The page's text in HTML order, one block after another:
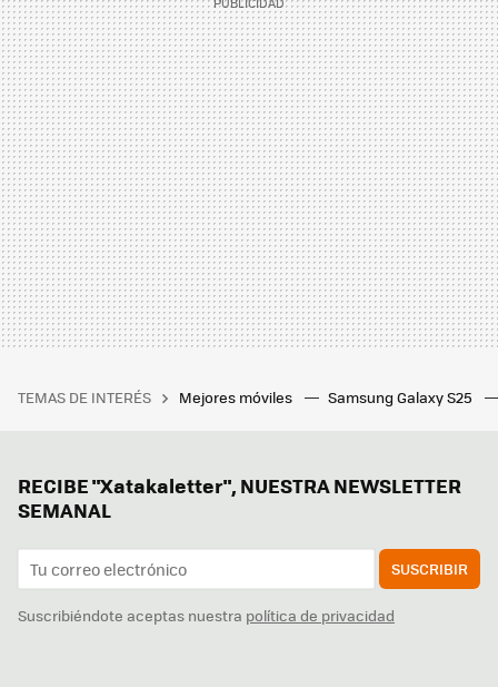
TEMAS DE INTERÉS Mejores móviles Samsung Galaxy S25
RECIBE "Xatakaletter", NUESTRA NEWSLETTER
SEMANAL
SUSCRIBIR
Suscribiéndote aceptas nuestra política de privacidad